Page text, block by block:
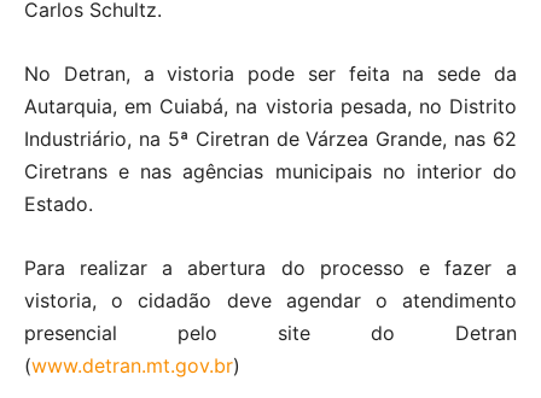
Carlos Schultz.
No Detran, a vistoria pode ser feita na sede da
Autarquia, em Cuiabá, na vistoria pesada, no Distrito
Industriário, na 5ª Ciretran de Várzea Grande, nas 62
Ciretrans e nas agências municipais no interior do
Estado.
Para realizar a abertura do processo e fazer a
vistoria, o cidadão deve agendar o atendimento
presencial pelo site do Detran
(www.detran.mt.gov.br)